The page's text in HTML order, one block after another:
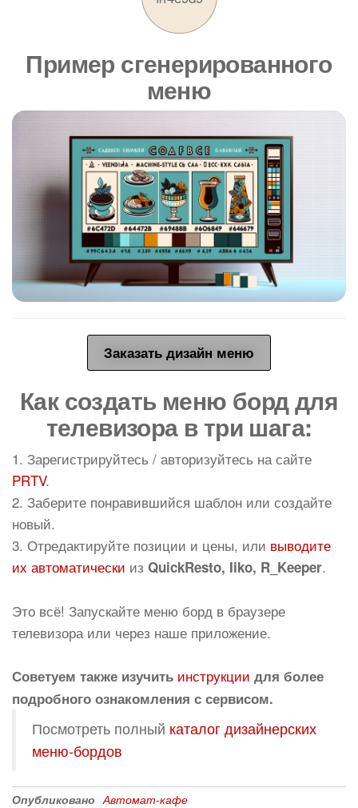
Пример сгенерированного
меню
Заказать дизайн меню
Как создать меню борд для
телевизора в три шага:
1. Зарегистрируйтесь / авторизуйтесь на сайте
PRTV.
2. Заберите понравившийся шаблон или создайте
новый.
3. Отредактируйте позиции и цены, или выводите
их автоматически из QuickResto, Iiko, R_Keeper.
Это всё! Запускайте меню борд в браузере
телевизора или через наше приложение.
Советуем также изучить инструкции для более
подробного ознакомления с сервисом.
Посмотреть полный каталог дизайнерских
меню-бордов
Опубликовано Автомат-кафе